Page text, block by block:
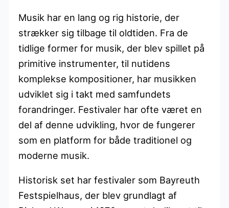
Musik har en lang og rig historie, der
strækker sig tilbage til oldtiden. Fra de
tidlige former for musik, der blev spillet på
primitive instrumenter, til nutidens
komplekse kompositioner, har musikken
udviklet sig i takt med samfundets
forandringer. Festivaler har ofte været en
del af denne udvikling, hvor de fungerer
som en platform for både traditionel og
moderne musik.
Historisk set har festivaler som Bayreuth
Festspielhaus, der blev grundlagt af